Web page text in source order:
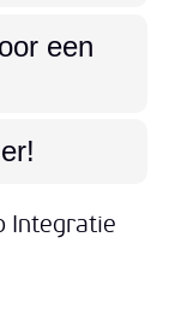
een
Integratie